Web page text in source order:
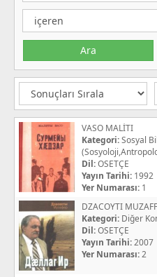
VASO MALİTI
Kategori:Sosyal
Dil:OSETÇE
Yayın Tarihi: 1992
Yer Numarası: 1
DZACOYTI
Kategori: Diğer
Dil:OSETÇE
Yayın Tarihi:2007
Yer Numarası:2